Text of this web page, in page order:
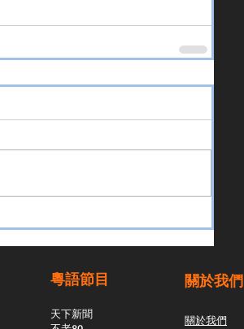
粵語節目
天下新聞
關於我們
關於我們